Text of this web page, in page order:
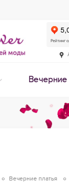
Вечерние
Вечерние платья